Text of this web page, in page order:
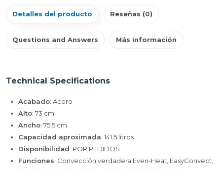
Detalles del producto Reseñas (0)
Questions and Answers Más información
Technical Specifications
Acabado: Acero
Alto: 73 cm
Ancho: 75.5 cm
Capacidad aproximada: 141.5 litros
Disponibilidad: POR PEDIDOS
Funciones: Convección verdadera Even-Heat, EasyConvect,